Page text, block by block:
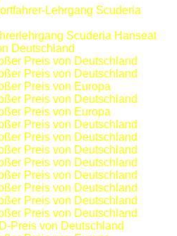
Lehrgang Scuderia
Scuderia Hanseat
Deutschland
Preis von Deutschland
Preis von Deutschland
Preis von Europa
Preis von Deutschland
Preis von Europa
Preis von Deutschland
Preis von Deutschland
Preis von Deutschland
Preis von Deutschland
Preis von Deutschland
Preis von Deutschland
Preis von Deutschland
Preis von Deutschland
Preis von Deutschland